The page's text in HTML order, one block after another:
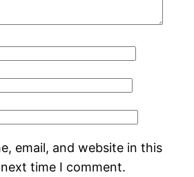
email, and website in this
time I comment.